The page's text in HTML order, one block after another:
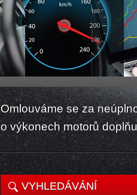
Omlouváme se za
o výkonech motorů
VYHLEDÁVÁNÍ